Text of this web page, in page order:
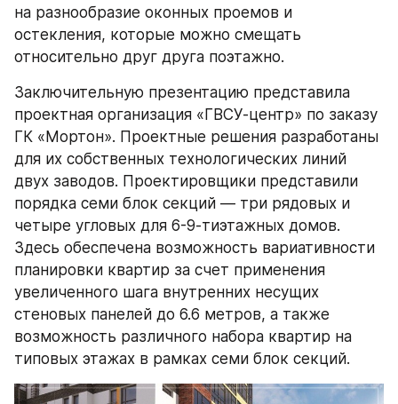
на разнообразие оконных проемов и
остекления, которые можно смещать
относительно друг друга поэтажно.
Заключительную презентацию представила
проектная организация «ГВСУ-центр» по заказу
ГК «Мортон». Проектные решения разработаны
для их собственных технологических линий
двух заводов. Проектировщики представили
порядка семи блок секций — три рядовых и
четыре угловых для 6-9-тиэтажных домов.
Здесь обеспечена возможность вариативности
планировки квартир за счет применения
увеличенного шага внутренних несущих
стеновых панелей до 6.6 метров, а также
возможность различного набора квартир на
типовых этажах в рамках семи блок секций.